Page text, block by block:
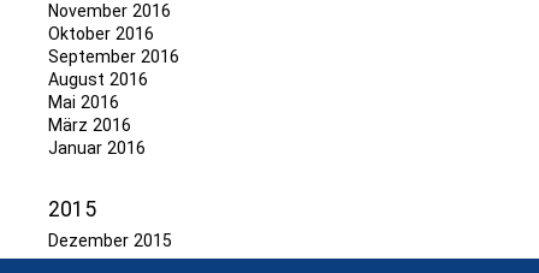
November 2016
Oktober 2016
September 2016
August 2016
Mai 2016
März 2016
Januar 2016
2015
Dezember 2015